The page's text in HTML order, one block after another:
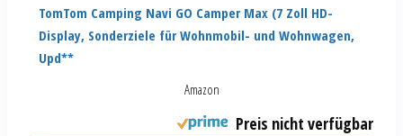
TomTom Camping Navi GO Camper Max (7 Zoll HD-
Display, Sonderziele für Wohnmobil- und Wohnwagen,
Upd**
Amazon
Preis nicht verfügbar